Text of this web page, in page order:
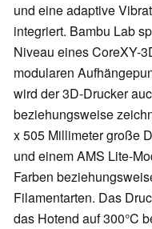
und eine adaptive
integriert. Bambu Lab
Niveau eines CoreXY-
modularen
wird der 3D-Drucker
beziehungsweise
x 505 Millimeter große
und einem AMS Lite-
Farben
Filamentarten. Das
das Hotend auf 300°C